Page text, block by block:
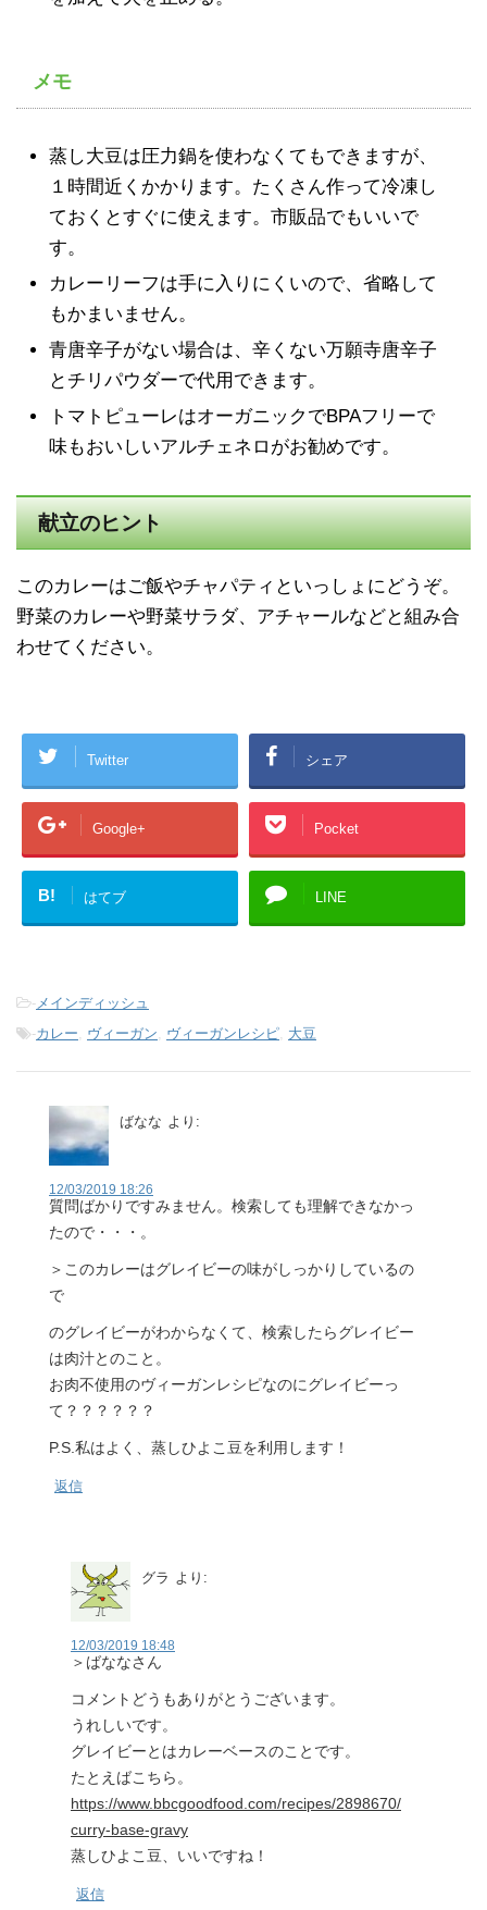
メモ
蒸し大豆は圧力鍋を使わなくてもできますが、
１時間近くかかります。たくさん作って冷凍し
ておくとすぐに使えます。市販品でもいいで
す。
カレーリーフは手に入りにくいので、省略して
もかまいません。
青唐辛子がない場合は、辛くない万願寺唐辛子
とチリパウダーで代用できます。
トマトピューレはオーガニックでBPAフリーで
味もおいしいアルチェネロがお勧めです。
献立のヒント
このカレーはご飯やチャパティといっしょにどうぞ。
野菜のカレーや野菜サラダ、アチャールなどと組み合
わせてください。
Twitter シェア
Google+ Pocket
B! はてブ LINE
-メインディッシュ
-カレー, ヴィーガン, ヴィーガンレシピ, 大豆
ばなな より:
12/03/2019 18:26
質問ばかりですみません。検索しても理解できなかっ
たので・・・。
＞このカレーはグレイビーの味がしっかりしているの
で
のグレイビーがわからなくて、検索したらグレイビー
は肉汁とのこと。
お肉不使用のヴィーガンレシピなのにグレイビーっ
て？？？？？？
P.S.私はよく、蒸しひよこ豆を利用します！
返信
グラ より:
12/03/2019 18:48
＞ばななさん
コメントどうもありがとうございます。
うれしいです。
グレイビーとはカレーベースのことです。
たとえばこちら。
https://www.bbcgoodfood.com/recipes/2898670/
curry-base-gravy
蒸しひよこ豆、いいですね！
返信